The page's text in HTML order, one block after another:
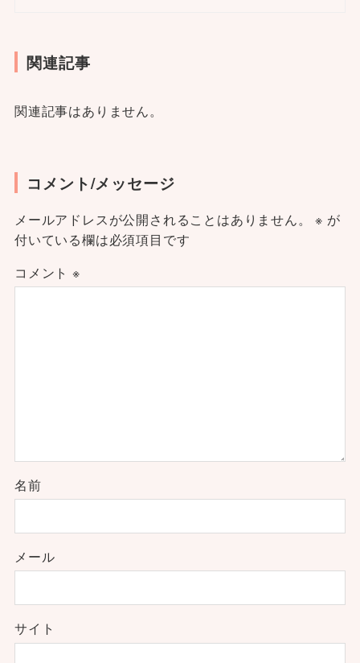
関連記事
関連記事はありません。
コメント/メッセージ
メールアドレスが公開されることはありません。 ※ が
付いている欄は必須項目です
コメント ※
名前
メール
サイト